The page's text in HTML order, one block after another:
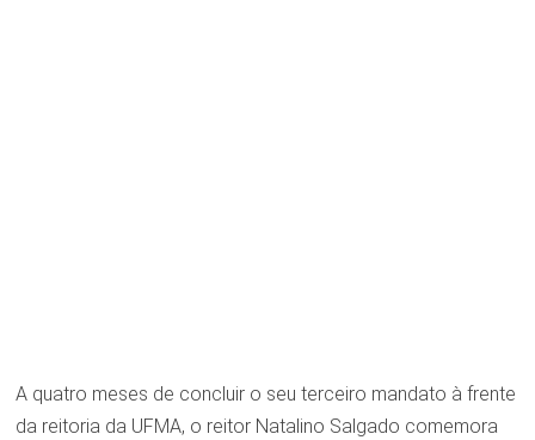
A quatro meses de concluir o seu terceiro mandato à frente
da reitoria da UFMA, o reitor Natalino Salgado comemora